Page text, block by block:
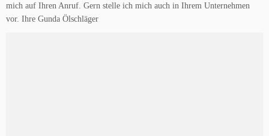
mich auf Ihren Anruf. Gern stelle ich mich auch in Ihrem Unternehmen
vor. Ihre Gunda Ölschläger